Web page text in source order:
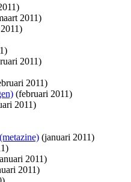
2011)
2011)
2011)
(februari 2011)
2011)
(januari 2011)
2011)
2011)